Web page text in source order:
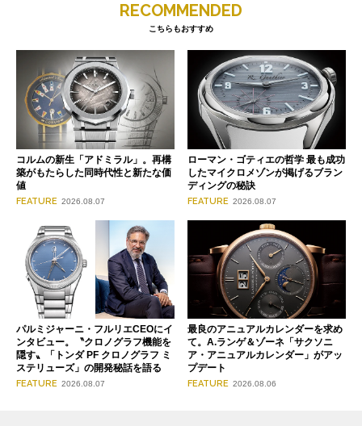
RECOMMENDED
こちらもおすすめ
コルムの新生「アドミラル」。再構
築がもたらした同時代性と新たな価
値
FEATURE 2026.08.07
ローマン・ゴティエの哲学 最も成功
したマイクロメゾンが掲げるブラン
ディングの秘訣
FEATURE 2026.08.07
パルミジャーニ・フルリエCEOにイ
ンタビュー。〝クロノグラフ機能を
隠す〟「トンダ PF クロノグラフ ミ
ステリューズ」の開発秘話を語る
FEATURE 2026.08.07
最良のアニュアルカレンダーを求め
て。A.ランゲ＆ゾーネ「サクソニ
ア・アニュアルカレンダー」がアッ
プデート
FEATURE 2026.08.06